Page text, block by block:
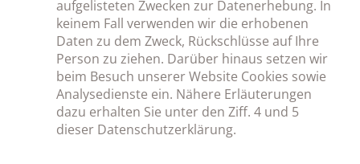
aufgelisteten Zwecken zur Datenerhebung. In
keinem Fall verwenden wir die erhobenen
Daten zu dem Zweck, Rückschlüsse auf Ihre
Person zu ziehen. Darüber hinaus setzen wir
beim Besuch unserer Website Cookies sowie
Analysedienste ein. Nähere Erläuterungen
dazu erhalten Sie unter den Ziff. 4 und 5
dieser Datenschutzerklärung.